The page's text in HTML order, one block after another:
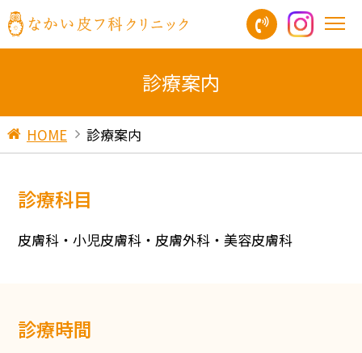
診療案内
HOME 診療案内
診療科目
皮膚科・小児皮膚科・皮膚外科・美容皮膚科
診療時間